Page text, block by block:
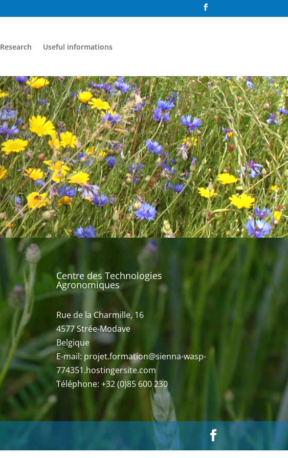
Research Useful informations
Centre des Technologies
Agronomiques
Rue de la Charmille, 16
4577 Strée-Modave
Belgique
E-mail: projet.formation@sienna-wasp-
774351.hostingersite.com
Téléphone: +32 (0)85 600 230